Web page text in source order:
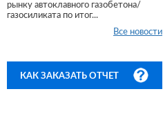
рынку автоклавного газобетона/
газосиликата по итог...
Все новости
КАК ЗАКАЗАТЬ ОТЧЕТ